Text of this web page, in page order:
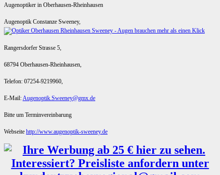
Augenoptiker in Oberhausen-Rheinhausen
Augenoptik Constanze Sweeney,
Rangersdorfer Strasse 5,
68794 Oberhausen-Rheinhausen,
Telefon: 07254-9219960,
E-Mail:Augenoptik.Sweeney@gmx.de
Bitte um Terminvereinbarung
Webseite http://www.augenoptik-sweeney.de